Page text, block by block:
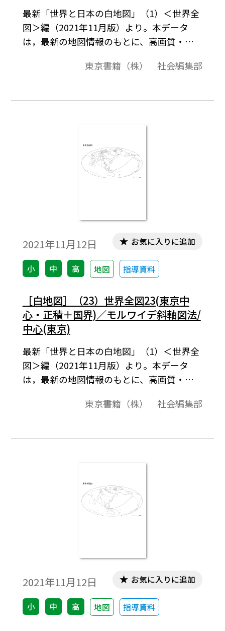
最新「世界と日本の白地図」（1）＜世界全
図＞編（2021年11月版）より。本データ
は，最新の地図情報のもとに、高画質・高
ワークシート作成などで，自由に加工・編
東京書籍（株） 社会編集部
2021年11月12日
小 中 高 地図 指導資料
お気に入りに追加
［白地図］（23）世界全図23(東京中
心・正積＋国界)／モルワイデ斜軸図法/
中心(東京)
最新「世界と日本の白地図」（1）＜世界全
図＞編（2021年11月版）より。本データ
は，最新の地図情報のもとに、高画質・高
ワークシート作成などで，自由に加工・編
東京書籍（株） 社会編集部
2021年11月12日
小 中 高 地図 指導資料
お気に入りに追加